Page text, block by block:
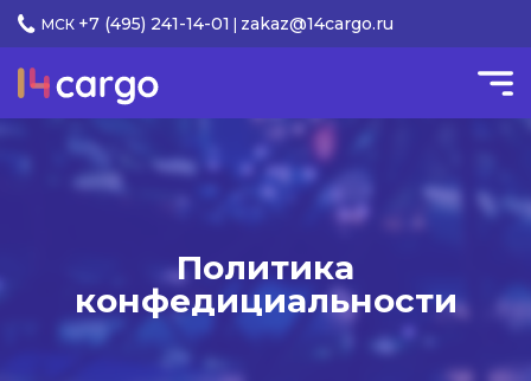
МСК +7 (495) 241-14-01 zakaz@14cargo.ru
Политика
конфедициальности